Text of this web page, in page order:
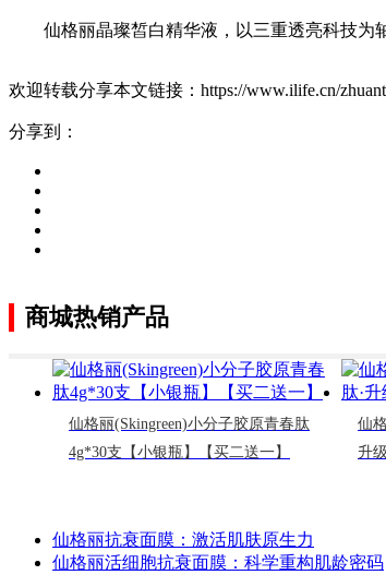
仙格丽晶璨皙白精华液，以三重透亮科技为
欢迎转载分享本文链接：https://www.ilife.cn/
分享到：
商城热销产品
仙格丽(Skingreen)小分子胶原青春肽
4g*30支【小银瓶】【买二送一】
仙
升
仙格丽抗衰面膜：激活肌肤原生力
仙格丽活细胞抗衰面膜：科学重构肌龄密码